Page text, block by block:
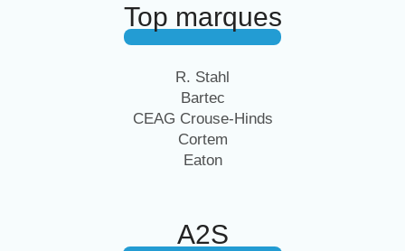
Top marques
R. Stahl
Bartec
CEAG Crouse-Hinds
Cortem
Eaton
A2S